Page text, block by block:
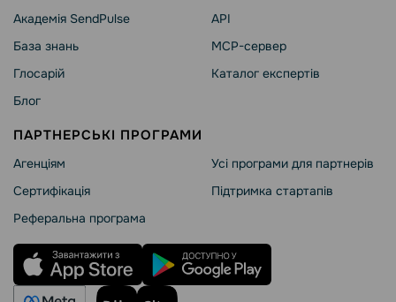
Академія SendPulse
База знань
Глосарій
Блог
API
MCP-сервер
Каталог експертів
ПАРТНЕРСЬКІ ПРОГРАМИ
Агенціям
Сертифікація
Реферальна програма
Усі програми для партнерів
Підтримка стартапів